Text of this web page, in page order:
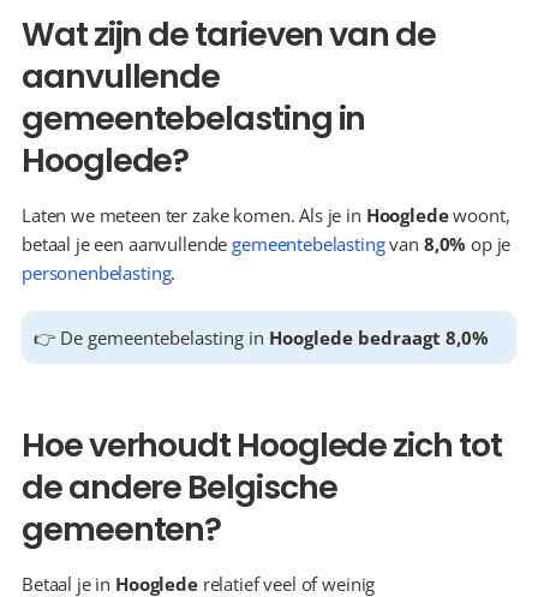
Wat zijn de tarieven van de
aanvullende
gemeentebelasting in
Hooglede?
Laten we meteen ter zake komen. Als je in Hooglede woont,
betaal je een aanvullende gemeentebelasting van 8,0%
personenbelasting.
👉 De gemeentebelasting in Hooglede bedraagt 8,0%
Hoe verhoudt Hooglede zich tot
de andere Belgische
gemeenten?
Betaal je in Hooglede relatief veel of weinig